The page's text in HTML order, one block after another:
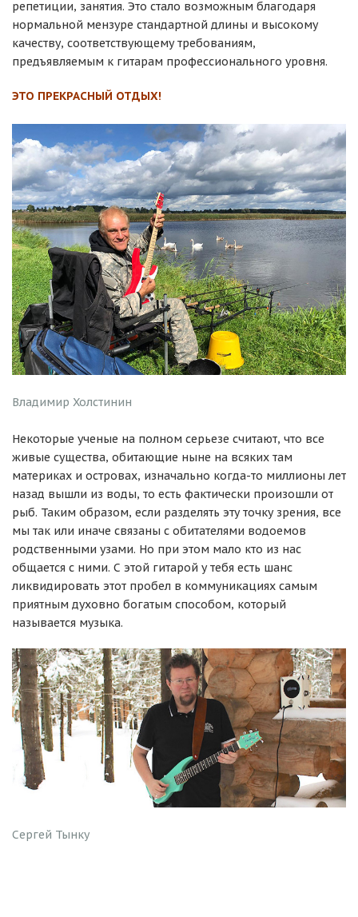
репетиции, занятия. Это стало возможным благодаря
нормальной мензуре стандартной длины и высокому
качеству, соответствующему требованиям,
предъявляемым к гитарам профессионального уровня.
ЭТО ПРЕКРАСНЫЙ ОТДЫХ!
Владимир Холстинин
Некоторые ученые на полном серьезе считают, что все
живые существа, обитающие ныне на всяких там
материках и островах, изначально когда-то миллионы лет
назад вышли из воды, то есть фактически произошли от
рыб. Таким образом, если разделять эту точку зрения, все
мы так или иначе связаны с обитателями водоемов
родственными узами. Но при этом мало кто из нас
общается с ними. С этой гитарой у тебя есть шанс
ликвидировать этот пробел в коммуникациях самым
приятным духовно богатым способом, который
называется музыка.
Сергей Тынку